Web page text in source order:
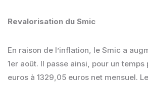
Revalorisation du Smic
En raison de l’inflation, le Smic a
1er août. Il passe ainsi, pour un temps
euros à 1329,05 euros net mensuel.